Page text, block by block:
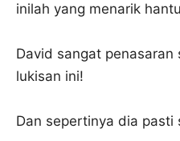
inilah yang menarik
David sangat penasaran
lukisan ini!
Dan sepertinya dia pasti